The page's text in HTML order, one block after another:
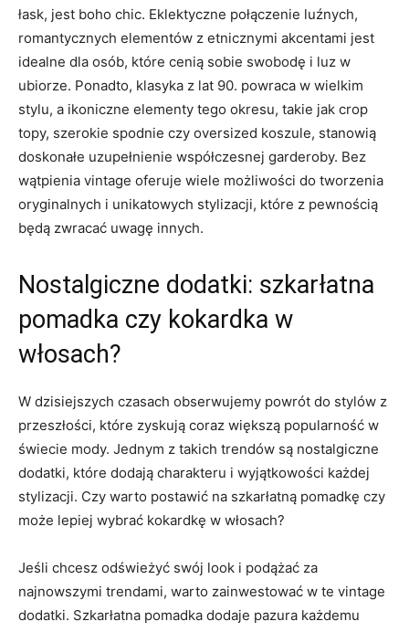
łask, jest‌ boho chic. Eklektyczne ⁤połączenie luźnych,
romantycznych elementów⁤ z etnicznymi akcentami jest‍
idealne⁣ dla osób, które cenią​ sobie swobodę i luz w
ubiorze. ⁤Ponadto, klasyka z lat ​90. powraca w ⁣wielkim
stylu, ⁣a ikoniczne elementy tego okresu, takie jak ⁣crop‌
topy,‌ szerokie spodnie ⁣czy oversized​ koszule, stanowią
doskonałe uzupełnienie współczesnej ⁤garderoby.⁤ Bez⁤
wątpienia vintage oferuje⁣ wiele⁣ możliwości do tworzenia
oryginalnych⁤ i ​unikatowych stylizacji, które z pewnością
będą zwracać uwagę ⁣innych.
Nostalgiczne dodatki: szkarłatna
pomadka czy kokardka ‌w
włosach?
W dzisiejszych czasach⁣ obserwujemy ‌powrót do ⁢stylów z
przeszłości, które zyskują coraz ⁢większą ⁢popularność w
świecie mody. Jednym z takich trendów są nostalgiczne
dodatki, które dodają charakteru i‌ wyjątkowości każdej
stylizacji. Czy warto postawić ​na szkarłatną ⁤pomadkę czy⁣
może ‌lepiej wybrać ‌kokardkę w ⁢włosach?
Jeśli chcesz odświeżyć⁣ swój look i podążać za
najnowszymi‍ trendami, warto zainwestować ⁢w ​te vintage
dodatki. Szkarłatna pomadka dodaje pazura ​każdemu